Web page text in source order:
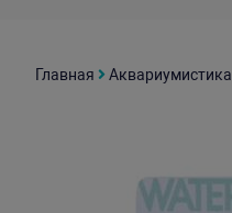
Главная Аквариумистика